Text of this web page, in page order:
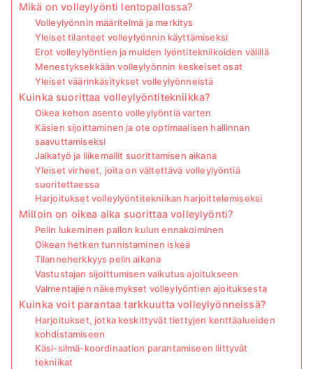
Mikä on volleylyönti lentopallossa?
Volleylyönnin määritelmä ja merkitys
Yleiset tilanteet volleylyönnin käyttämiseksi
Erot volleylyöntien ja muiden lyöntitekniikoiden välillä
Menestyksekkään volleylyönnin keskeiset osat
Yleiset väärinkäsitykset volleylyönneistä
Kuinka suorittaa volleylyöntitekniikka?
Oikea kehon asento volleylyöntiä varten
Käsien sijoittaminen ja ote optimaalisen hallinnan
saavuttamiseksi
Jalkatyö ja liikemallit suorittamisen aikana
Yleiset virheet, joita on vältettävä volleylyöntiä
suoritettaessa
Harjoitukset volleylyöntitekniikan harjoittelemiseksi
Milloin on oikea aika suorittaa volleylyönti?
Pelin lukeminen pallon kulun ennakoiminen
Oikean hetken tunnistaminen iskeä
Tilanneherkkyys pelin aikana
Vastustajan sijoittumisen vaikutus ajoitukseen
Valmentajien näkemykset volleylyöntien ajoituksesta
Kuinka voit parantaa tarkkuutta volleylyönneissä?
Harjoitukset, jotka keskittyvät tiettyjen kenttäalueiden
kohdistamiseen
Käsi-silmä-koordinaation parantamiseen liittyvät
tekniikat